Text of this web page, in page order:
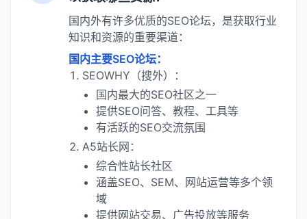
国内外有许多优质的SEO论坛，是获取行业
知识和资源的重要渠道：
国内主要SEO论坛：
SEOWHY（搜外）：
国内最大的SEO社区之一
提供SEO问答、教程、工具等
有活跃的SEO交流氛围
A5站长网：
综合性站长社区
涵盖SEO、SEM、网站运营等多个领
域
提供网站交易、广告投放等服务